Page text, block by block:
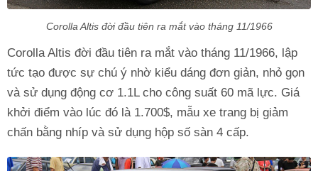
Corolla Altis đời đầu tiên ra mắt vào tháng 11/1966
Corolla Altis đời đầu tiên ra mắt vào tháng 11/1966, lập
tức tạo được sự chú ý nhờ kiểu dáng đơn giản, nhỏ gọn
và sử dụng động cơ 1.1L cho công suất 60 mã lực. Giá
khởi điểm vào lúc đó là 1.700$, mẫu xe trang bị giảm
chấn bằng nhíp và sử dụng hộp số sàn 4 cấp.